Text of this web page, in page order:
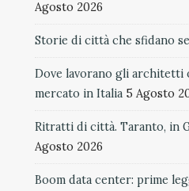
Agosto 2026
Storie di città che sfidano
Dove lavorano gli architetti
mercato in Italia 5 Agosto
Ritratti di città. Taranto, in
Agosto 2026
Boom data center: prime